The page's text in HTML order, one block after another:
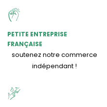
PETITE ENTREPRISE
FRANÇAISE
soutenez notre commerce
indépendant !